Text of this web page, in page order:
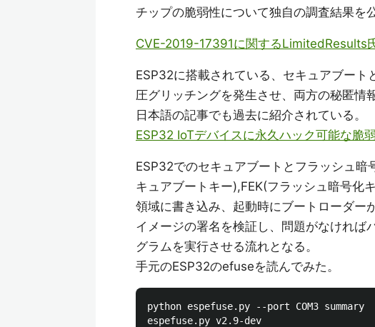
チップの脆弱性について独自の調査結果を
CVE-2019-17391に関するLimitedResults
ESP32に搭載されている、セキュアブー
圧グリッチングを発生させ、両方の秘匿情
日本語の記事でも過去に紹介されている。
ESP32 IoTデバイスに永久ハック可能な脆
ESP32でのセキュアブートとフラッシュ
キュアブートキー),FEK(フラッシュ暗号化
領域に書き込み、起動時にブートローダー
イメージの署名を検証し、問題がなければ
グラムを実行させる流れとなる。
手元のESP32のefuseを読んでみた。
python espefuse.py --port COM3 summary
espefuse.py v2.9-dev